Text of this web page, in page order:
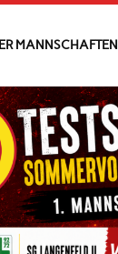
MANNSCHAFTEN